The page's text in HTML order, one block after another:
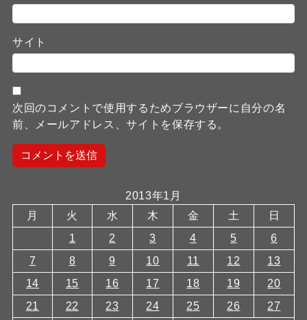
サイト
次回のコメントで使用するためブラウザーに自分の名
前、メールアドレス、サイトを保存する。
2013年1月
月
火 水 木 金 土
日
1
2 3 4 5
6
7
8 9 10 11 12
13
14
15 16 17 18 19
20
21
22 23 24 25 26 27